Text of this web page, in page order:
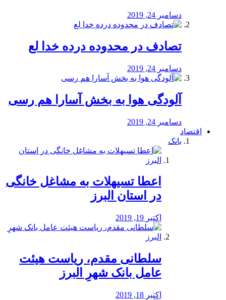
دسامبر 24, 2019
تصادف در محدوده درده خدا لع
دسامبر 24, 2019
آلودگی هوا به بخش آسارا هم رسی
دسامبر 24, 2019
اقتصاد
بانک
️اعطا تسیهلات به مشاغل خانگی
در استان البرز
اکتبر 19, 2019
سلطانی مقدم، ریاست هیئت
عامل بانک شهرِ البرز
اکتبر 18, 2019